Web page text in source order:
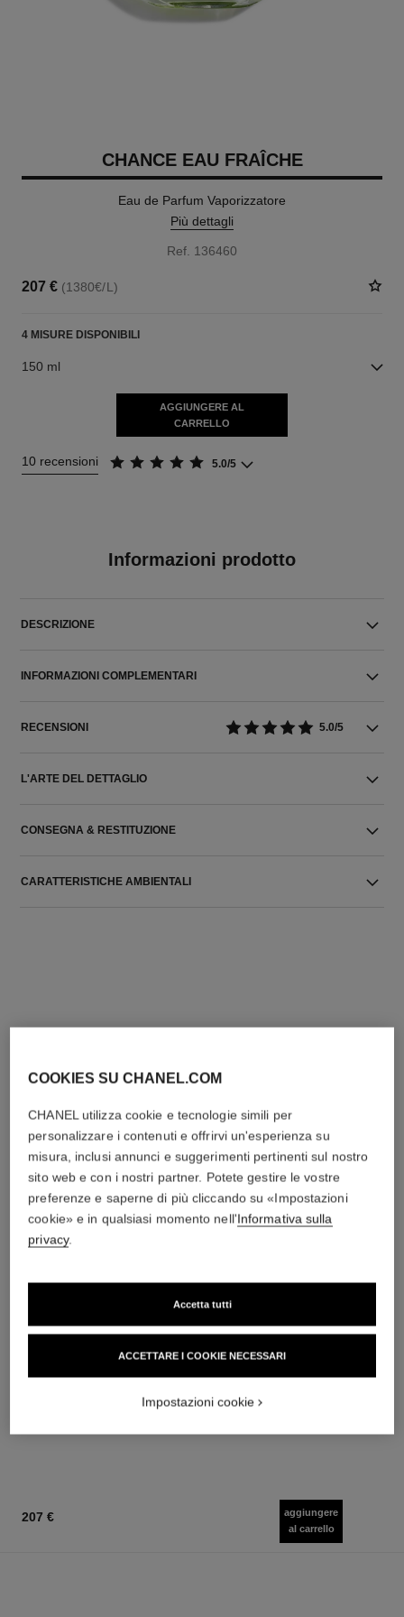
CHANCE EAU FRAÎCHE
Eau de Parfum Vaporizzatore
Più dettagli
Ref. 136460
207 € (1380€/L)
4 MISURE DISPONIBILI
150 ml
AGGIUNGERE AL
CARRELLO
10 recensioni 5.0/5
Informazioni prodotto
DESCRIZIONE
INFORMAZIONI COMPLEMENTARI
RECENSIONI 5.0/5
L'ARTE DEL DETTAGLIO
CONSEGNA & RESTITUZIONE
CARATTERISTICHE AMBIENTALI
Aggiungere al carrello
Aggiungere al carrello
207 €
aggiungere
al carrello
COOKIES SU CHANEL.COM
CHANEL utilizza cookie e tecnologie simili per
personalizzare i contenuti e offrirvi un'esperienza su
misura, inclusi annunci e suggerimenti pertinenti sul nostro
sito web e con i nostri partner. Potete gestire le vostre
preferenze e saperne di più cliccando su «Impostazioni
cookie» e in qualsiasi momento nell'Informativa sulla
privacy.
ACCETTARE I COOKIE NECESSARI
Accetta tutti
Impostazioni cookie